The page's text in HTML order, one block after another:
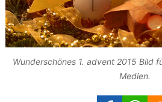
Wunderschönes 1. advent 2015 Bild
Medien.